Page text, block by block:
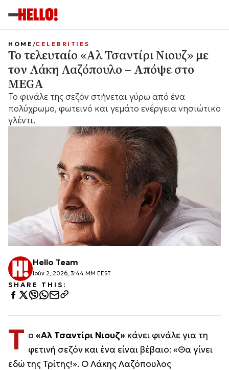
HOME CELEBRITIES
Το τελευταίο «Αλ Τσαντίρι Νιουζ» με
τον Λάκη Λαζόπουλο – Απόψε στο
MEGA
Το φινάλε της σεζόν στήνεται γύρω από ένα
πολύχρωμο, φωτεινό και γεμάτο ενέργεια νησιώτικο
γλέντι.
Hello Team
Ιούν 2, 2026, 3:44 ΜΜ EEST
SHARE THIS:
Τ ο «Αλ Τσαντίρι Νιουζ» κάνει φινάλε για τη
φετινή σεζόν και ένα είναι βέβαιο: «Θα γίνει
εδώ της Τρίτης!». Ο Λάκης Λαζόπουλος